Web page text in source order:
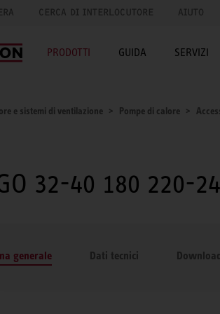
CERCA DI INTERLOCUTORE AIUTO
PRODOTTI GUIDA SERVIZI
e sistemi di ventilazione Pompe di calore
32-40 180 220-
generale Dati tecnici